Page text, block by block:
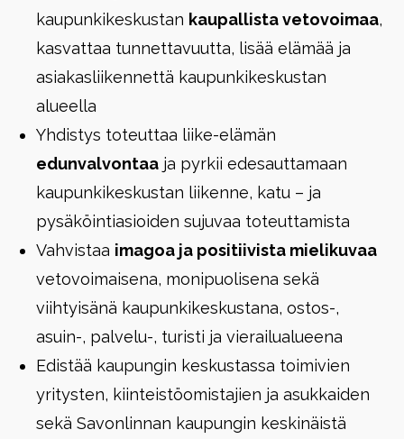
kaupunkikeskustan kaupallista vetovoimaa,
kasvattaa tunnettavuutta, lisää elämää ja
asiakasliikennettä kaupunkikeskustan
alueella
Yhdistys toteuttaa liike-elämän
edunvalvontaa ja pyrkii edesauttamaan
kaupunkikeskustan liikenne, katu – ja
pysäköintiasioiden sujuvaa toteuttamista
Vahvistaa imagoa ja positiivista mielikuvaa
vetovoimaisena, monipuolisena sekä
viihtyisänä kaupunkikeskustana, ostos-,
asuin-, palvelu-, turisti ja vierailualueena
Edistää kaupungin keskustassa toimivien
yritysten, kiinteistöomistajien ja asukkaiden
sekä Savonlinnan kaupungin keskinäistä